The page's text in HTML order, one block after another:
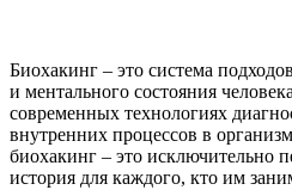
Биохакинг – это система
и ментального состояния
современных технологиях
внутренних процессов в
биохакинг – это исключительно
история для каждого, кто им